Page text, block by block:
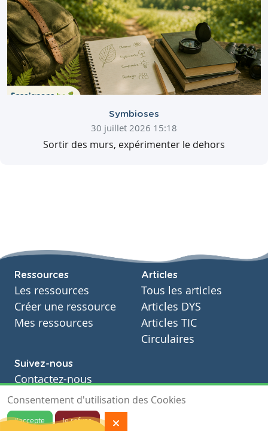
Symbioses
30 juillet 2026 15:18
Sortir des murs, expérimenter le dehors
Ressources
Les ressources
Créer une ressource
Mes ressources
Articles
Tous les articles
Articles DYS
Articles TIC
Circulaires
Suivez-nous
Contactez-nous
Soutien scolaire
Notre page Facebook
Consentement d'utilisation des Cookies
J'accepte Je refuse